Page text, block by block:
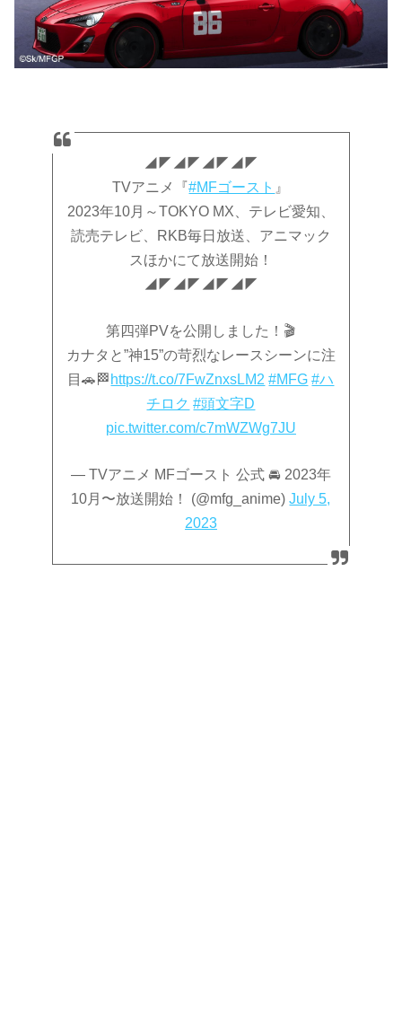
◢◤◢◤◢◤◢◤
TVアニメ『#MFゴースト 』
2023年10月～TOKYO MX、テレビ愛知、
読売テレビ、RKB毎日放送、アニマック
スほかにて放送開始！
◢◤◢◤◢◤◢◤
第四弾PVを公開しました！🎬
カナタと”神15”の苛烈なレースシーンに注
目🚗🏁 https://t.co/7FwZnxsLM2 #MFG #ハ
チロク #頭文字D
pic.twitter.com/c7mWZWg7JU
— TVアニメ MFゴースト 公式 🚘 2023年
10月〜放送開始！ (@mfg_anime)July 5,
2023